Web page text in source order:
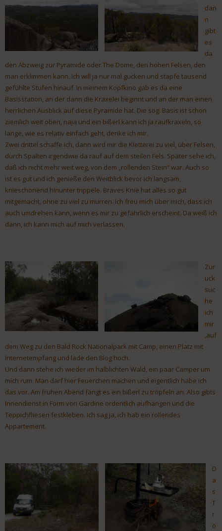
dan
n
gibt
es
da
den Abzweig zur Pyramide oder The Dome, den hohen Felsen, den
man erklimmen kann. Ich will ja nur mal gucken und stapfe tausend
gefühlte Stufen hinauf. In meinem Kopfkino gab es da eine
Basisstation, an der dann die Kraxelei beginnt und an der man einen
herrlichen Ausblick auf diese Pyramide hat. Die sog. Basis ist schon
ziemlich weit oben, naja und ein bißerl kann ich ja raufkraxeln, so
lange, wie es relativ einfach geht, denke ich mir.
Zwei drittel schaffe ich, dann wird mir die Kletterei zu viel, über Felsen,
durch Spalten irgendwie da rauf auf dem steilen Fels. Später sehe ich,
daß ich nicht mehr weit weg, von dem „rollenden Stein“ war. Auch so
ist es gut und ich genieße den Weitblick bevor ich langsam,
knieschonend hinunter trippele. Braves Knie hat alles so gut
mitgemacht, ohne zu viel zu murren. Ich freu mich über mich, dass ich
auch umdrehen kann, wenn es mir zu gefährlich erscheint. Da weiß ich
dann, ich kann mich auf mich verlassen.
Zur
ück
suc
he
ich
mir
,auf
dem Weg zu den Bald Rock Nationalpark mit Camp, einen Platz mit
Internetempfang und lade den Blog hoch.
Und dann stehe ich wieder im halblichten Wald, ein paar Camper um
mich rum. Man darf hier Feuerchen machen und eigentlich habe ich
das vor. Am frühen Abend fängt es ein bißerl zu tröpfeln an. Also gibts
Innendienst in Form von Gardine ordentlich aufhängen und die
Teppichfliesen festkleben. Ich sag ja, ich hab ein rollendes
Appartement.
D
a
s
T
r
ö